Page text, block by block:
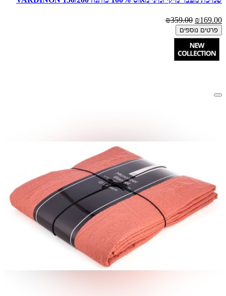
₪169.00
₪359.00
פרטים נוספים